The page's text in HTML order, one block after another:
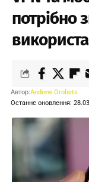
потрібно
Останнє оновлення:
Автор:Andrew Orobets